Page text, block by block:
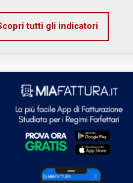
tutti gli indicatori